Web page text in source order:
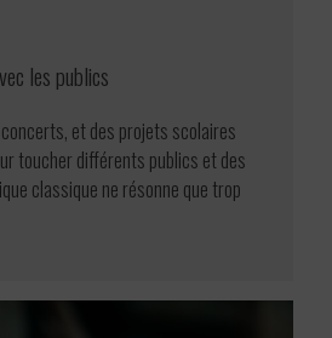
les publics
et des projets scolaires
toucher différents publics et des
classique ne résonne que trop